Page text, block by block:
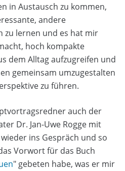
in Austausch zu kommen,
andere
zu lernen und es hat mir
hoch kompakte
dem Alltag aufzugreifen und
gemeinsam umzugestalten
zu führen.
auch der
Dr. Jan-Uwe Rogge mit
ins Gespräch und so
Vorwort für das Buch
" gebeten habe, was er mir